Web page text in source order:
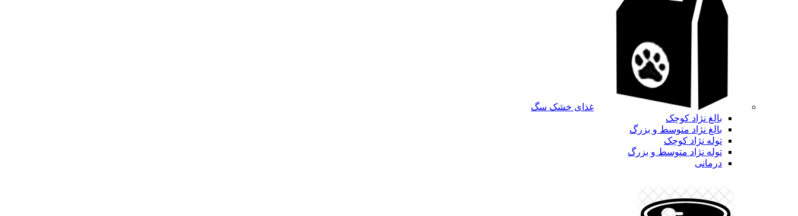
غذای خشک سگ
بالغ نژاد کوچک
بالغ نژاد متوسط و بزرگ
توله نژاد کوچک
توله نژاد متوسط و بزرگ
درمانی